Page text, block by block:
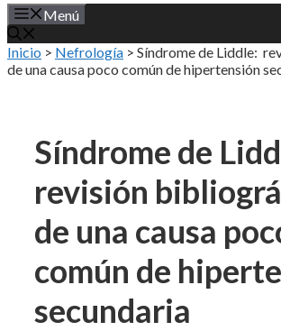
Menú
Inicio > Nefrología > Síndrome de Liddle:
de una causa poco común de hipertensión
Síndrome de
revisión
de una causa
común de
secundaria